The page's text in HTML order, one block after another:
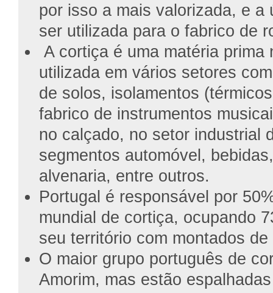
por isso a mais valorizada, e a
ser utilizada para o fabrico de
A cortiça é uma matéria prima
utilizada em vários setores
de solos, isolamentos
fabrico de instrumentos
no calçado, no setor industrial
segmentos automóvel,
alvenaria, entre outros.
Portugal é responsável por
mundial de cortiça, ocupando
seu território com montados de
O maior grupo português de
Amorim, mas estão